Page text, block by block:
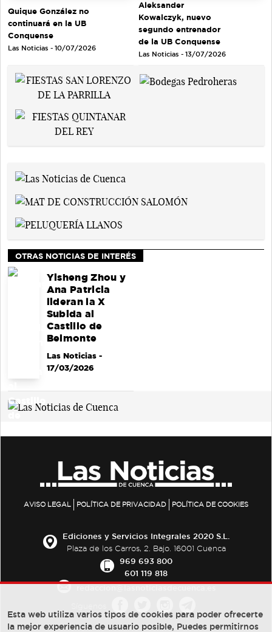
Quique González no
continuará en la UB
Conquense
Las Noticias - 10/07/2026
Aleksander
Kowalczyk, nuevo
segundo entrenador
de la UB Conquense
Las Noticias - 13/07/2026
OTRAS NOTICIAS DE INTERÉS
Yisheng Zhou y
Ana Patricia
lideran la X
Subida al
Castillo de
Belmonte
Las Noticias-
17/03/2026
AVISO LEGAL POLÍTICA DE PRIVACIDAD POLÍTICA DE COOKIES
Ediciones y Servicios Integrales 2020 S.L.
Plaza de los Carros, 2. Bajo. 16001 Cuenca
969 693 800
601 119 818
Esta web utiliza varios tipos de cookies para poder ofrecerte
la mejor experiencia de usuario posible, Puedes permitirnos